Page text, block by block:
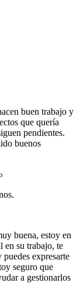
buen trabajo y
que quería
pendientes.
buenos
buena, estoy en
en su trabajo, te
expresarte
seguro que
a gestionarlos